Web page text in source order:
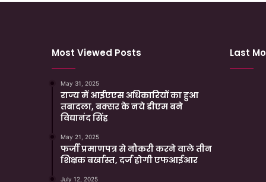
Most Viewed Posts
May 31, 2025
राज्य में आईएएस अधिकारियों का हुआ
तबादला, बक्सर के नये डीएम बने
विद्यानंद सिंह
May 21, 2025
फर्जी प्रमाणपत्र से नौकरी करने वाले तीन
शिक्षक बर्खास्त, दर्ज होगी एफआईआर
July 12, 2025
Last